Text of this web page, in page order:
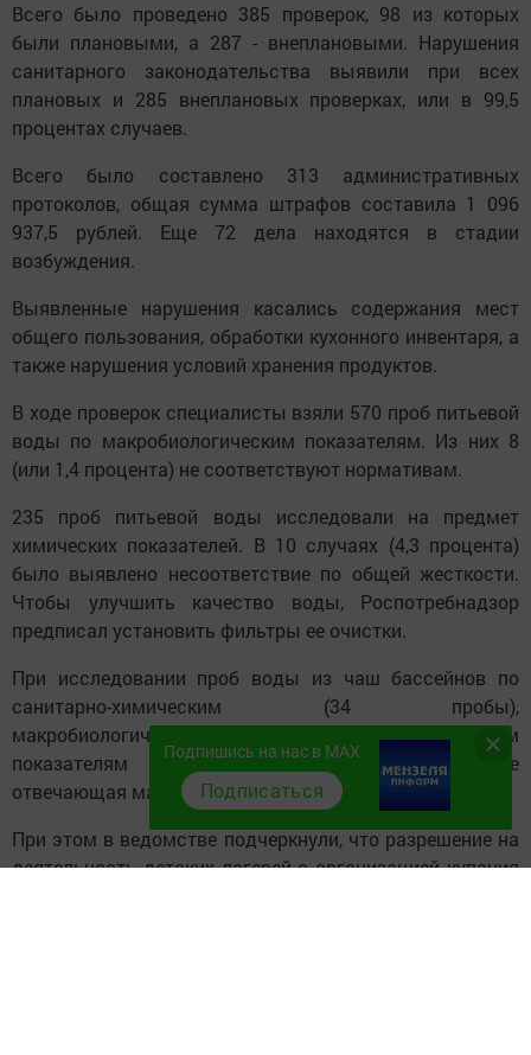
Всего было проведено 385 проверок, 98 из которых
были плановыми, а 287 - внеплановыми. Нарушения
санитарного законодательства выявили при всех
плановых и 285 внеплановых проверках, или в 99,5
процентах случаев.
Всего было составлено 313 административных
протоколов, общая сумма штрафов составила 1 096
937,5 рублей. Еще 72 дела находятся в стадии
возбуждения.
Выявленные нарушения касались содержания мест
общего пользования, обработки кухонного инвентаря, а
также нарушения условий хранения продуктов.
В ходе проверок специалисты взяли 570 проб питьевой
воды по макробиологическим показателям. Из них 8
(или 1,4 процента) не соответствуют нормативам.
235 проб питьевой воды исследовали на предмет
химических показателей. В 10 случаях (4,3 процента)
было выявлено несоответствие по общей жесткости.
Чтобы улучшить качество воды, Роспотребнадзор
предписал установить фильтры ее очистки.
При исследовании проб воды из чаш бассейнов по
санитарно-химическим (34 пробы),
макробиологическим (34 пробы) и паразитологическим
показателям (34 пробы) выявлена 1 проба, не
отвечающая макробиологическим показателям.
При этом в ведомстве подчеркнули, что разрешение на
деятельность детских лагерей с организацией купания
Подпишись на нас в MAX
Подписаться